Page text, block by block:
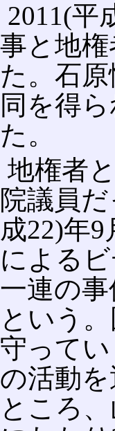
2011(平
事と地
た。石
同を得
た。
地権者
院議員
成22)年
によるビ
一連の
という
守って
の活動
ところ